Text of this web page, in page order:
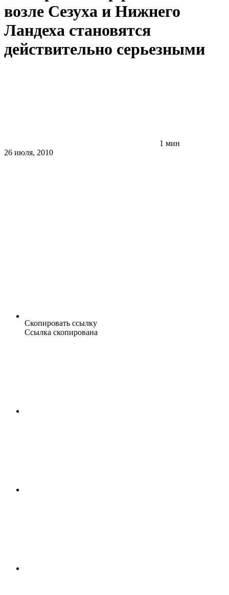
возле Сезуха и Нижнего
Ландеха становятся
действительно серьезными
1 мин
26 июля, 2010
Скопировать ссылку
Ссылка скопирована